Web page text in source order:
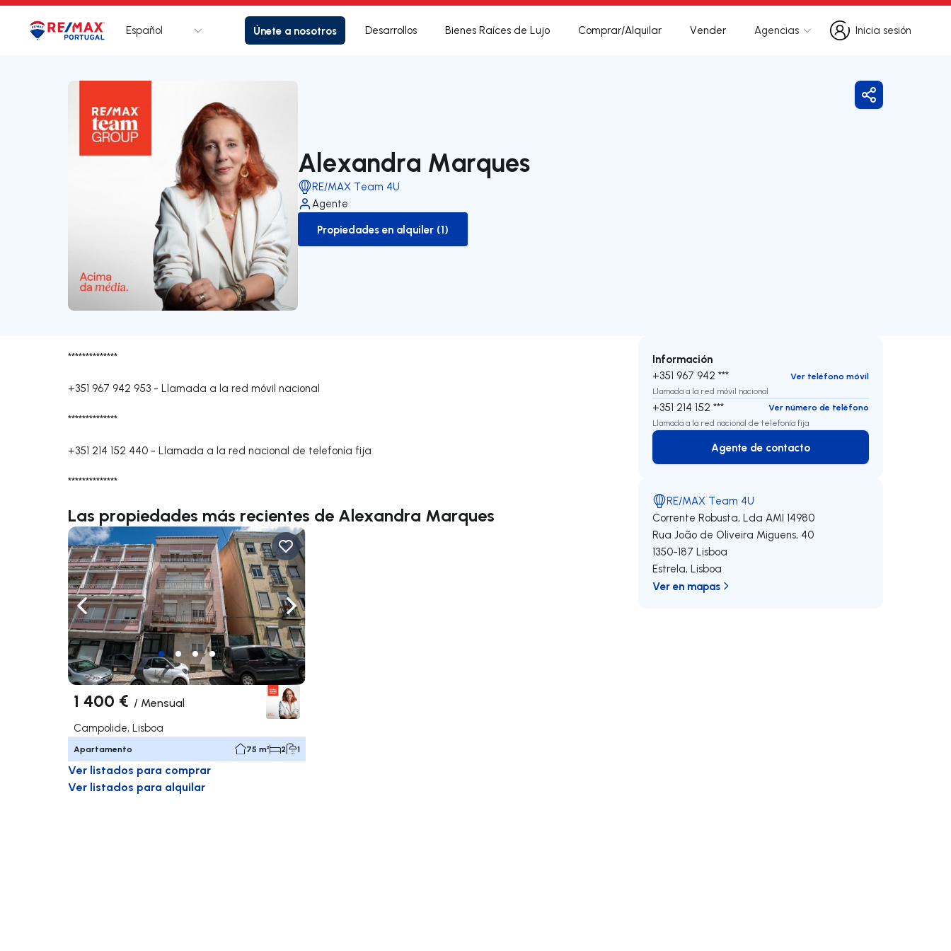
LogotipoIr a la página de inicio
Español Únete a nosotros Desarrollos Bienes Raíces de Lujo Comprar/Alquilar Vender Agencias
Inicia sesión
Inicia sesión
Alexandra Marques
RE/MAX Team 4U
Agente
to-rent-listing
Propiedades en alquiler (1)
Compartir
**************
+351 967 942 953 - Llamada a la red móvil nacional
**************
+351 214 152 440 - Llamada a la red nacional de telefonía fija
**************
Las propiedades más recientes de Alexandra Marques
Navega a la izquierda Navegar a la derecha
1 400 € / Mensual
Campolide, Lisboa
Apartamento 75 m² 2 1
Ver listados para comprar
Ver listados para alquilar
Información
+351 967 942 ***
Ver teléfono móvil
Llamada a la red móvil nacional
+351 214 152 ***
Ver número de teléfono
Llamada a la red nacional de telefonía fija
Agente de contacto
Agente de contacto
RE/MAX Team 4U
Corrente Robusta, Lda AMI 14980
Rua João de Oliveira Miguens, 40
1350-187 Lisboa
Estrela,Lisboa
Ver en mapas